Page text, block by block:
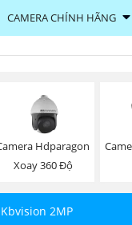
CAMERA CHÍNH HÃNG
Hdparagon
Xoay 360 Độ
2MP